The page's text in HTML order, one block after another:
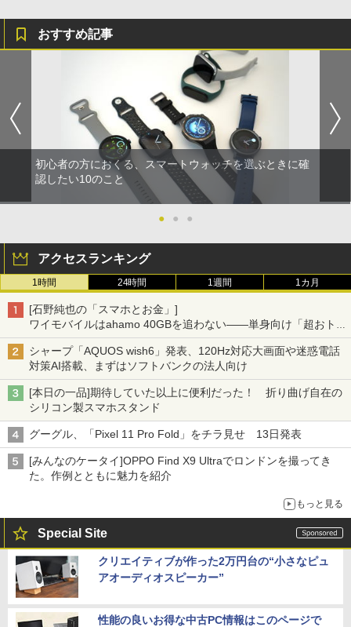
おすすめ記事
初心者の方におくる、スマートウォッチを選ぶときに確
認したい10のこと
● ● ●
アクセスランキング
1時間 24時間 1週間 1カ月
[石野純也の「スマホとお金」]
ワイモバイルはahamo 40GBを追わない――単身向け「超おトク
割」の安さと1年限定の注意点
シャープ「AQUOS wish6」発表、120Hz対応大画面や迷惑電話
対策AI搭載、まずはソフトバンクの法人向け
[本日の一品]期待していた以上に便利だった！ 折り曲げ自在の
シリコン製スマホスタンド
グーグル、「Pixel 11 Pro Fold」をチラ見せ 13日発表
[みんなのケータイ]OPPO Find X9 Ultraでロンドンを撮ってき
た。作例とともに魅力を紹介
もっと見る
Special Site
クリエイティブが作った2万円台の“小さなピュ
アオーディオスピーカー”
性能の良いお得な中古PC情報はこのページで